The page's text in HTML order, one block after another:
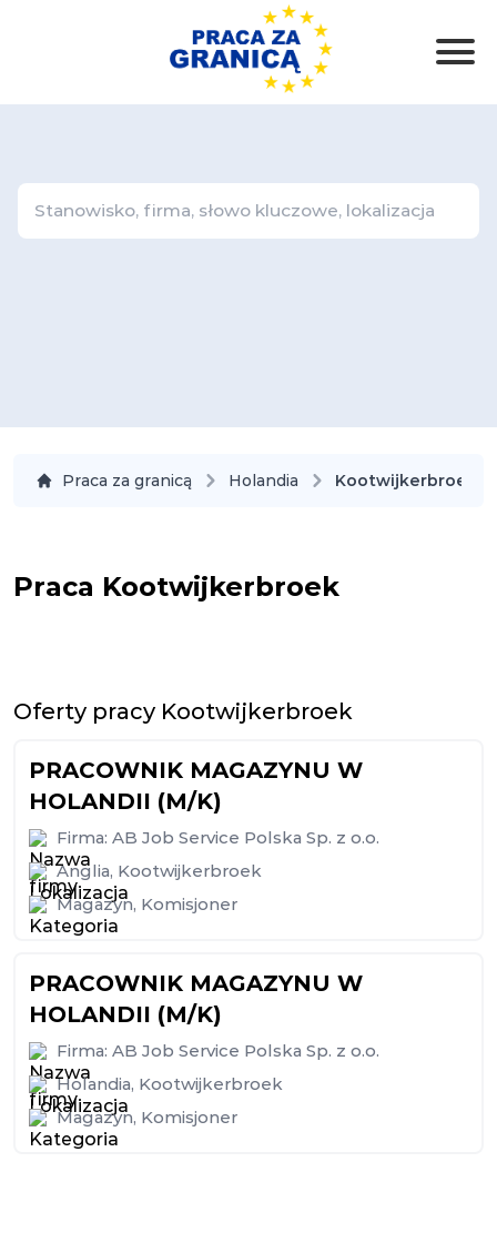
Praca za granicą Holandia Kootwijkerbroek
Praca Kootwijkerbroek
Oferty pracy Kootwijkerbroek
PRACOWNIK MAGAZYNU W
HOLANDII (M/K)
Firma: AB Job Service Polska Sp. z o.o.
Anglia, Kootwijkerbroek
Magazyn, Komisjoner
PRACOWNIK MAGAZYNU W
HOLANDII (M/K)
Firma: AB Job Service Polska Sp. z o.o.
Holandia, Kootwijkerbroek
Magazyn, Komisjoner